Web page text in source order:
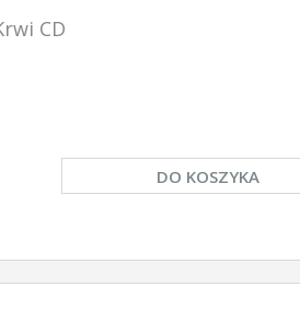
CD
DO KOSZYKA